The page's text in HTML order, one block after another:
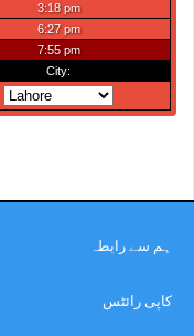
ہم سے رابطہ
کاپی رائٹس